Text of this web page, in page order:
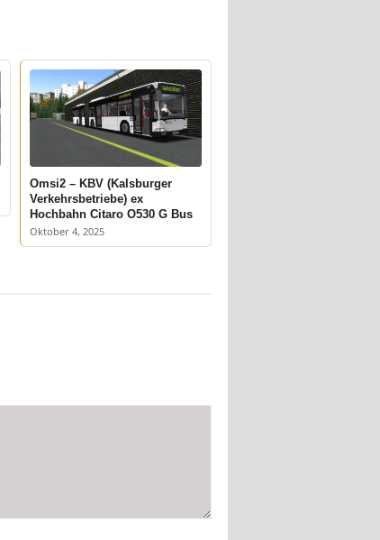
Omsi2 – KBV (Kalsburger
Verkehrsbetriebe) ex
Hochbahn Citaro O530 G Bus
Oktober 4, 2025